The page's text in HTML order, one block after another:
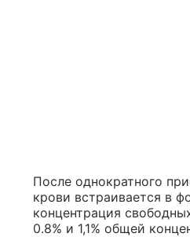
После однократного
крови встраивается в
концентрация
0.8% и 1,1% общей